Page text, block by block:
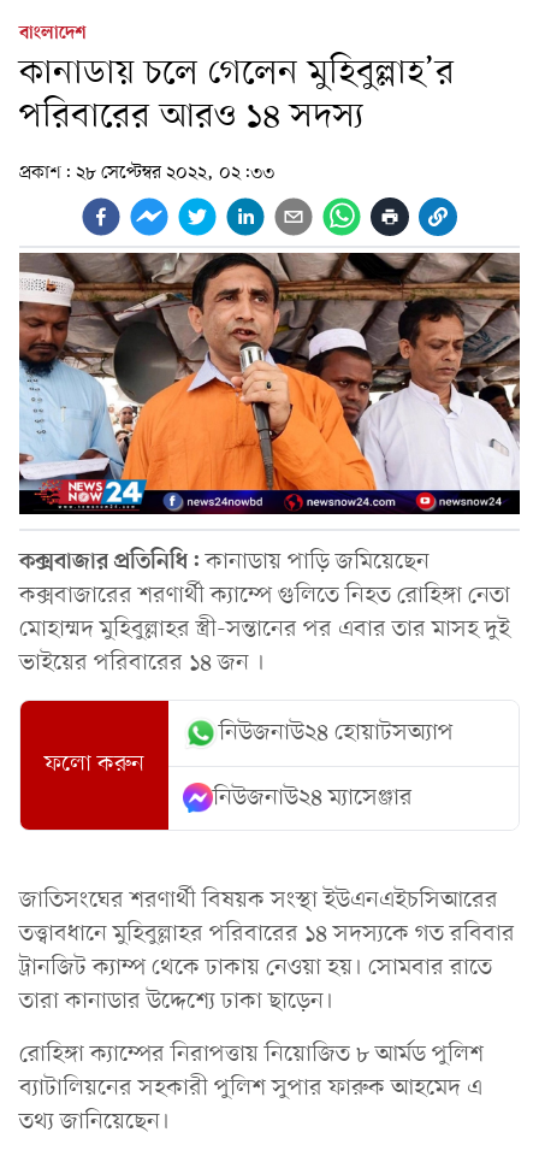
বাংলাদেশ
কানাডায় চলে গেলেন মুহিবুল্লাহ’র
পরিবারের আরও ১৪ সদস্য
প্রকাশ: ২৮ সেপ্টেম্বর ২০২২, ০২:৩৩
কক্সবাজার প্রতিনিধি:কানাডায় পাড়ি জমিয়েছেন
কক্সবাজারের শরণার্থী ক্যাম্পে গুলিতে নিহত রোহিঙ্গা নেতা
মোহাম্মদ মুহিবুল্লাহর স্ত্রী-সন্তানের পর এবার তার মাসহ দুই
ভাইয়ের পরিবারের ১৪ জন ।
ফলো করুন
নিউজনাউ২৪ হোয়াটসঅ্যাপ
নিউজনাউ২৪ ম্যাসেঞ্জার
জাতিসংঘের শরণার্থী বিষয়ক সংস্থা ইউএনএইচসিআরের
তত্ত্বাবধানে মুহিবুল্লাহর পরিবারের ১৪ সদস্যকে গত রবিবার
ট্রানজিট ক্যাম্প থেকে ঢাকায় নেওয়া হয়। সোমবার রাতে
তারা কানাডার উদ্দেশ্যে ঢাকা ছাড়েন।
রোহিঙ্গা ক্যাম্পের নিরাপত্তায় নিয়োজিত ৮ আর্মড পুলিশ
ব্যাটালিয়নের সহকারী পুলিশ সুপার ফারুক আহমেদ এ
তথ্য জানিয়েছেন।